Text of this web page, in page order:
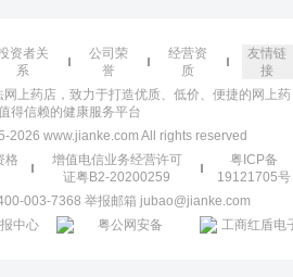
资者关
系
公司荣
誉
经营资
质
友情链
接
上药店，致力于打造优质、低价、便捷的网上药
得信赖的健康服务平台
2026 www.jianke.com All rights reserved
格
增值电信业务经营许可
证粤B2-20200259
粤ICP备
19121705号
003-7368 举报邮箱 jubao@jianke.com